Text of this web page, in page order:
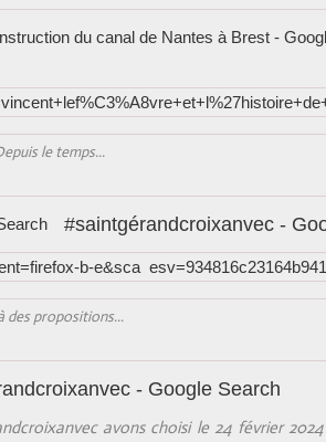
le temps...
des propositions...
- Google Search
avons choisi le 24 février